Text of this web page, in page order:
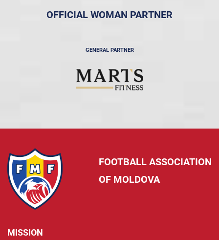
OFFICIAL WOMAN PARTNER
GENERAL PARTNER
FOOTBALL ASSOCIATION
OF MOLDOVA
MISSION